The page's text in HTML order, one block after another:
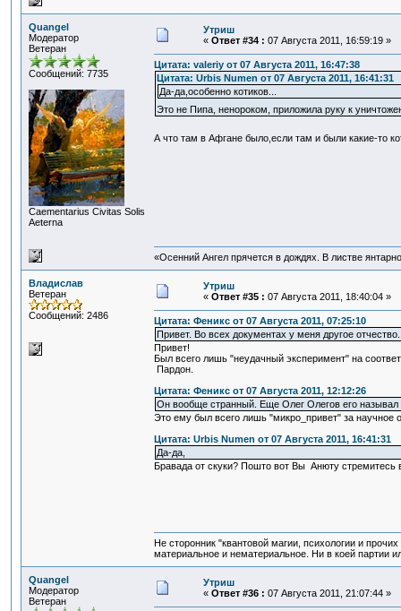
Quangel
Модератор
Ветеран
Сообщений: 7735
Сaementarius Civitas Solis
Aeterna
Утриш
« Ответ #34 : 07 Августа 2011, 16:59:19 »
Цитата: valeriy от 07 Августа 2011, 16:47:38
Цитата: Urbis Numen от 07 Августа 2011, 16:41:31
Да-да,особенно котиков...
Это не Пипа, ненороком, приложила руку к
А что там в Афгане было,если там и были какие-то
«Осенний Ангел прячется в дождях. В листве
Владислав
Ветеран
Сообщений: 2486
Утриш
« Ответ #35 : 07 Августа 2011, 18:40:04 »
Цитата: Феникс от 07 Августа 2011, 07:25:10
Привет. Во всех документах у меня другое
Привет!
Был всего лишь "неудачный эксперимент" на
Пардон.
Цитата: Феникс от 07 Августа 2011, 12:12:26
Он вообще странный. Еще Олег Олегов его
Это ему был всего лишь "микро_привет" за
Цитата: Urbis Numen от 07 Августа 2011, 16:41:31
Да-да,
Бравада от скуки? Пошто вот Вы Анюту
Не сторонник "квантовой магии, психологии и
материальное и нематериальное. Ни в коей партии
Quangel
Модератор
Ветеран
Утриш
« Ответ #36 : 07 Августа 2011, 21:07:44 »